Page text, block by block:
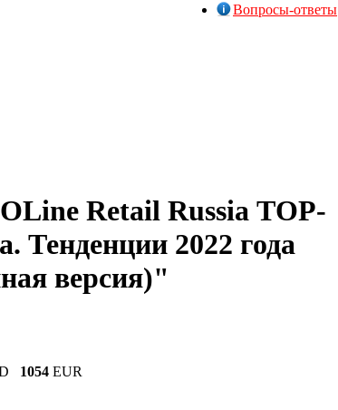
Вопросы-ответы
Retail Russia ТOP-
Тенденции 2022 года
версия)"
1054 EUR